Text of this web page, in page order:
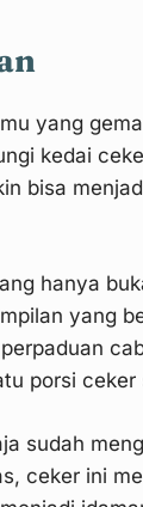
yang
kedai
bisa
hanya
yang
porsi ceker
sudah
ceker ini